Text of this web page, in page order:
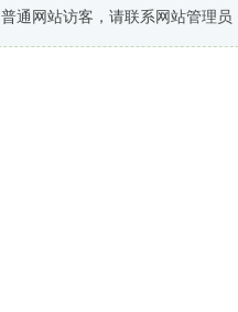
普通网站访客，请联系网站管理员